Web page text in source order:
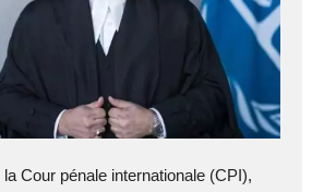
Cour pénale internationale (CPI),